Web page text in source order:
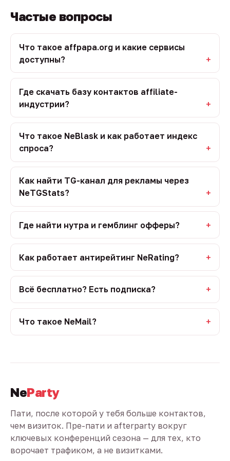
Частые вопросы
Что такое affpapa.org и какие сервисы
доступны?
Где скачать базу контактов affiliate-
индустрии?
Что такое NeBlask и как работает индекс
спроса?
Как найти TG-канал для рекламы через
NeTGStats?
Где найти нутра и гемблинг офферы?
Как работает антирейтинг NeRating?
Всё бесплатно? Есть подписка?
Что такое NeMail?
NeParty
Пати, после которой у тебя больше контактов,
чем визиток. Пре-пати и afterparty вокруг
ключевых конференций сезона — для тех, кто
ворочает трафиком, а не визитками.